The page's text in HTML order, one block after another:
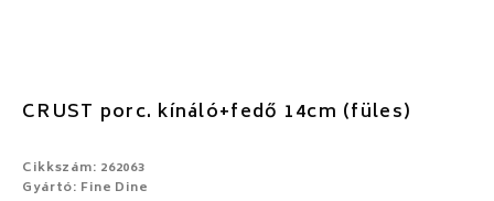
CRUST porc. kínáló+fedő 14cm (füles)
Cikkszám: 262063
Gyártó: Fine Dine